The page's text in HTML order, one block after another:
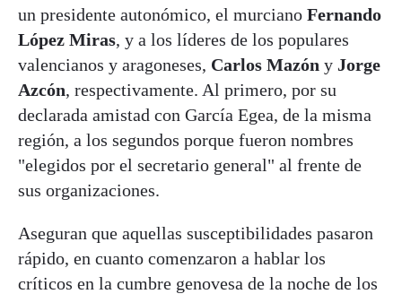
un presidente autonómico, el murciano Fernando
López Miras, y a los líderes de los populares
valencianos y aragoneses, Carlos Mazón y Jorge
Azcón, respectivamente. Al primero, por su
declarada amistad con García Egea, de la misma
región, a los segundos porque fueron nombres
"elegidos por el secretario general" al frente de
sus organizaciones.
Aseguran que aquellas susceptibilidades pasaron
rápido, en cuanto comenzaron a hablar los
críticos en la cumbre genovesa de la noche de los